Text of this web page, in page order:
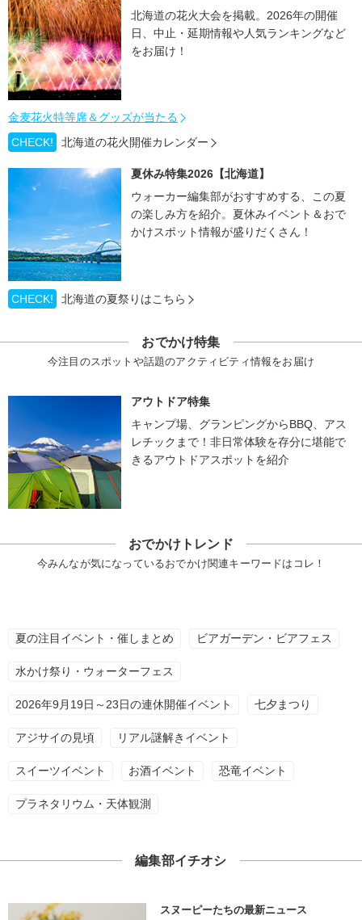
北海道の花火大会を掲載。2026年の開催
日、中止・延期情報や人気ランキングなど
をお届け！
金麦花火特等席＆グッズが当たる
CHECK!
北海道の花火開催カレンダー
夏休み特集2026【北海道】
ウォーカー編集部がおすすめする、この夏
の楽しみ方を紹介。夏休みイベント＆おで
かけスポット情報が盛りだくさん！
CHECK! 北海道の夏祭りはこちら
おでかけ特集
今注目のスポットや話題のアクティビティ情報をお届け
アウトドア特集
キャンプ場、グランピングからBBQ、アス
レチックまで！非日常体験を存分に堪能で
きるアウトドアスポットを紹介
おでかけトレンド
今みんなが気になっているおでかけ関連キーワードはコレ！
夏の注目イベント・催しまとめ ビアガーデン・ビアフェス
水かけ祭り・ウォーターフェス
2026年9月19日～23日の連休開催イベント 七夕まつり
アジサイの見頃 リアル謎解きイベント
スイーツイベント お酒イベント 恐竜イベント
プラネタリウム・天体観測
編集部イチオシ
スヌーピーたちの最新ニュース